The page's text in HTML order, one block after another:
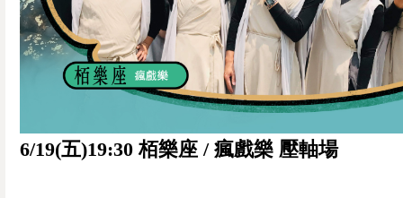
6/19(五)19:30 栢樂座 / 瘋戲樂 壓軸場